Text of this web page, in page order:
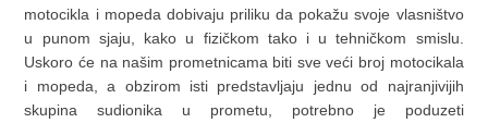
motocikla i mopeda dobivaju priliku da pokažu svoje vlasništvo
u punom sjaju, kako u fizičkom tako i u tehničkom smislu.
Uskoro će na našim prometnicama biti sve veći broj motocikala
i mopeda, a obzirom isti predstavljaju jednu od najranjivijih
skupina sudionika u prometu, potrebno je poduzeti